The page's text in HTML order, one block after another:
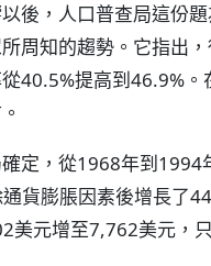
後，人口普查局這份
周知的趨勢。它指出
40.5%提高到46.9%
定，從1968年到
貨膨脹因素後增長了
元增至7,762美元，